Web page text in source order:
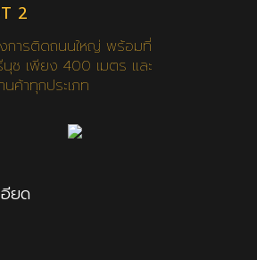
2
งการติดถนนใหญ่ พร้อมที่
ช เพียง 400 เมตร และ
ค้าทุกประเภท
อียด